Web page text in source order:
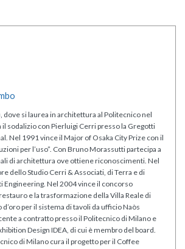
dove si laurea in architettura al Politecnico nel
il sodalizio con Pierluigi Cerri presso la Gregotti
Nel 1991 vince il Major of Osaka City Prize con il
per l’uso”. Con Bruno Morassutti partecipa a
di architettura ove ottiene riconoscimenti. Nel
dello Studio Cerri & Associati, di Terra e di
Engineering. Nel 2004 vince il concorso
e la trasformazione della Villa Reale di
d’oro per il sistema di tavoli da ufficio Naòs
a contratto presso il Politecnico di Milano e
Design IDEA, di cui è membro del board.
di Milano cura il progetto per il Coffee